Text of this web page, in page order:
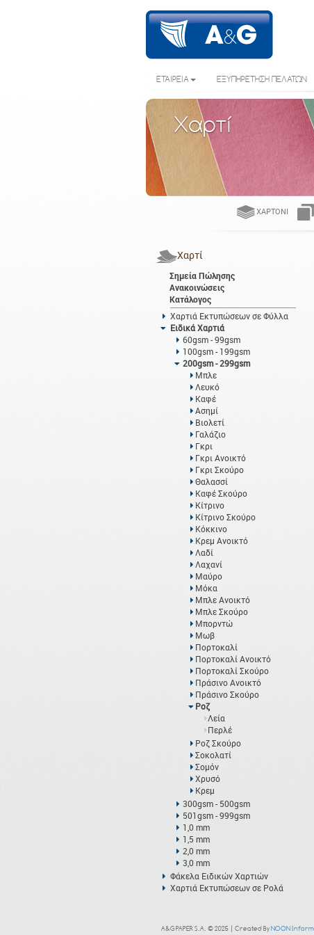
ΕΤΑΙΡΕΙΑ ΕΞΥΠΗΡΕΤΗΣΗ ΠΕΛΑΤΩΝ
Χαρτί
ΧΑΡΤΌΝΙ
Χαρτί
Σημεία Πώλησης
Ανακοινώσεις
Κατάλογος
Χαρτιά Εκτυπώσεων σε Φύλλα
Ειδικά Χαρτιά
60gsm - 99gsm
100gsm - 199gsm
200gsm - 299gsm
Μπλε
Λευκό
Καφέ
Ασημί
Βιολετί
Γαλάζιο
Γκρι
Γκρι Ανοικτό
Γκρι Σκούρο
Θαλασσί
Καφέ Σκούρο
Κίτρινο
Κίτρινο Σκούρο
Κόκκινο
Κρεμ Ανοικτό
Λαδί
Λαχανί
Μαύρο
Μόκα
Μπλε Ανοικτό
Μπλε Σκούρο
Μπορντώ
Μωβ
Πορτοκαλί
Πορτοκαλί Ανοικτό
Πορτοκαλί Σκούρο
Πράσινο Ανοικτό
Πράσινο Σκούρο
Ροζ
Λεία
Περλέ
Ροζ Σκούρο
Σοκολατί
Σομόν
Χρυσό
Κρεμ
300gsm - 500gsm
501gsm - 999gsm
1,0 mm
1,5 mm
2,0 mm
3,0 mm
Φάκελα Ειδικών Χαρτιών
Χαρτιά Εκτυπώσεων σε Ρολά
A&G PAPER S.A. © 2025 | Created ByNOON